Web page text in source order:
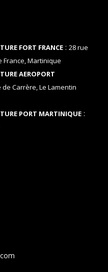
FORT FRANCE: 28 rue
France, Martinique
AEROPORT
Carrère, Le Lamentin
PORT MARTINIQUE: